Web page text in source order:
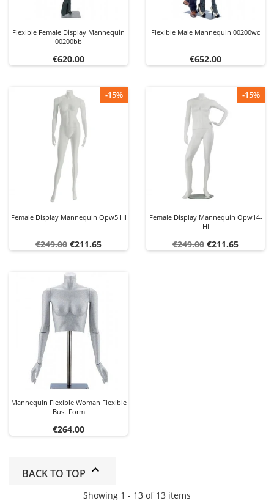
Flexible Female Display Mannequin
00200bb
Price
€620.00
Flexible Male Mannequin 00200wc
Price
€652.00
-15%
Female Display Mannequin Opw5 Hl
Regular
€249.00 Price
€211.65
-15%
Female Display Mannequin Opw14-
Hl
Regular
€249.00 Price
€211.65
Mannequin Flexible Woman Flexible
Bust Form
Price
€264.00
BACK TO TOP
Showing 1 - 13 of 13 items